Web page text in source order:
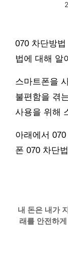
070 차단방
법에 대해 알
스마트폰을
불편함을 겪
사용을 위해
아래에서
폰 070 차단
내 돈은 내가
래를 안전하